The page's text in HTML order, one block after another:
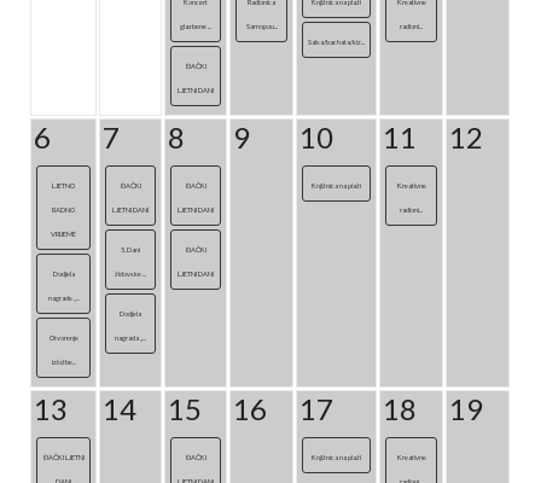
glazbene ...
ĐAČKI
LJETNI DANI
Samopou...
Salsa/bachata/kiz...
radioni...
6
LJETNO
RADNO
VRIJEME
Dodjela
nagrade „...
Otvorenje
izložbe...
7
ĐAČKI
LJETNI DANI
5. Dani
židovske ...
Dodjela
nagrada „...
8
ĐAČKI
LJETNI DANI
ĐAČKI
LJETNI DANI
9 10
Knjižnica na plaži
11
Kreativne
radioni...
12
13
ĐAČKI LJETNI
DANI
14 15
ĐAČKI
LJETNI DANI
16 17
Knjižnica na plaži
18
Kreativne
radioni...
19